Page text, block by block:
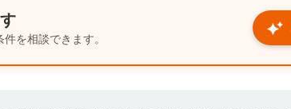
を相談できます。